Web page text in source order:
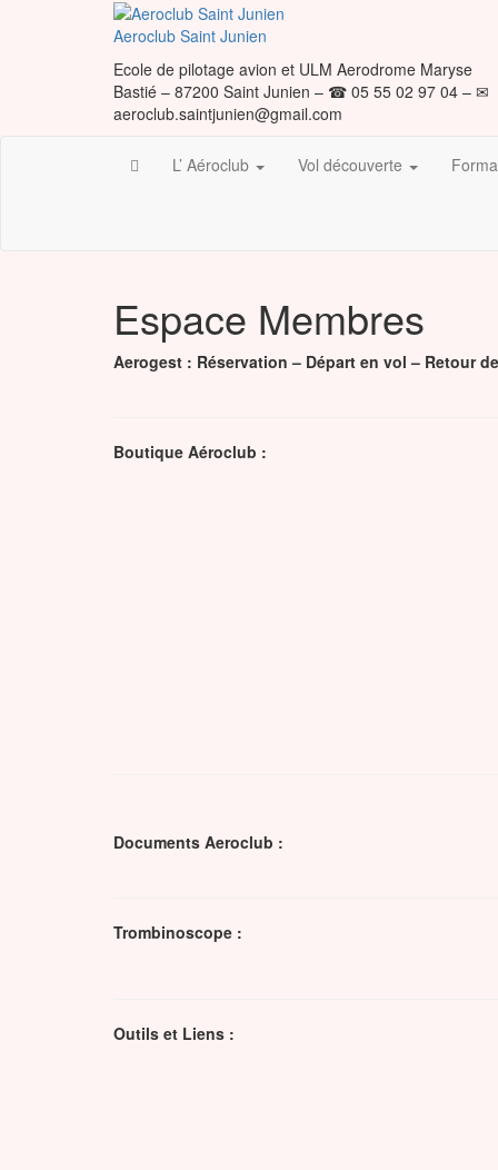
Aeroclub Saint Junien
Ecole de pilotage avion et ULM Aerodrome Maryse
Bastié – 87200 Saint Junien – ☎ 05 55 02 97 04 – ✉
aeroclub.saintjunien@gmail.com
L’ Aéroclub Vol découverte
Espace Membres
Aerogest : Réservation – Départ en vol – Retour
Boutique Aéroclub :
Documents Aeroclub :
Trombinoscope :
Outils et Liens :